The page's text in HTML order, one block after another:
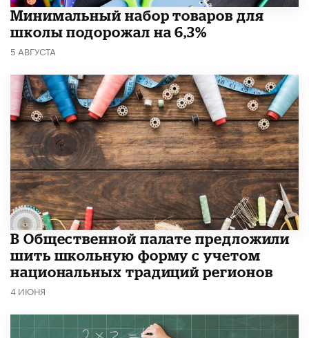
Минимальный набор товаров для
школы подорожал на 6,3%
5 АВГУСТА
В Общественной палате предложили
шить школьную форму с учетом
национальных традиций регионов
4 ИЮНЯ